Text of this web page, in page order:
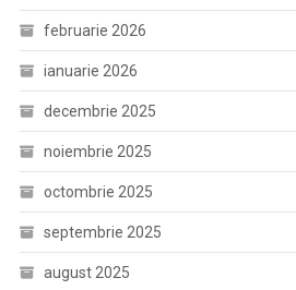
februarie 2026
ianuarie 2026
decembrie 2025
noiembrie 2025
octombrie 2025
septembrie 2025
august 2025